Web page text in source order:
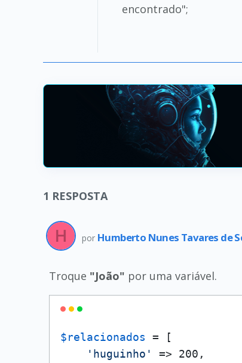
encontrado";
1 RESPOSTA
por Humberto Nunes Tavares de
Troque "João" por uma variável.
$relacionados = [
'huguinho'
=> 200,